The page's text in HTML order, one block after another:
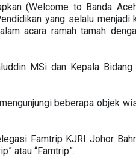
(Welcome to Banda
yang selalu menjadi
acara ramah tamah
MSi dan Kepala Bidang
beberapa objek
Famtrip KJRI Johor
atau “Famtrip”.